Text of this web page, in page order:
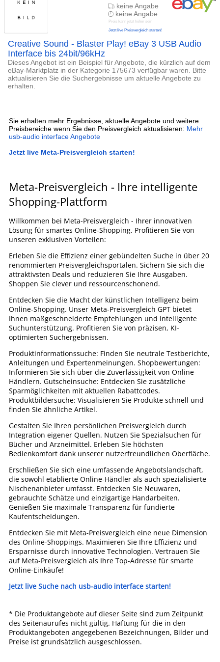
keine Angabe
keine Angabe
Preis kann jetzt höher sein
Jetzt live Preisvergleich starten!
Creative Sound - Blaster Play! eBay 3 USB Audio
Interface bis 24bit/96kHz
Dieses Angebot ist ein Beispiel für Angebote, die kürzlich auf dem
eBay-Marktplatz in der Kategorie 175673 verfügbar waren. Bitte
aktualisieren Sie die Suchergebnisse um aktuelle Angebote zu
erhalten.
Sie erhalten mehr Ergebnisse, aktuelle Angebote und weitere
Preisbereiche wenn Sie den Preisvergleich aktualisieren: Mehr
usb-audio interface Angebote
Jetzt live Meta-Preisvergleich starten!
Meta-Preisvergleich - Ihre intelligente
Shopping-Plattform
Willkommen bei Meta-Preisvergleich - Ihrer innovativen
Lösung für smartes Online-Shopping. Profitieren Sie von
unseren exklusiven Vorteilen:
Erleben Sie die Effizienz einer gebündelten Suche in über 20
renommierten Preisvergleichsportalen. Sichern Sie sich die
attraktivsten Deals und reduzieren Sie Ihre Ausgaben.
Shoppen Sie clever und ressourcenschonend.
Entdecken Sie die Macht der künstlichen Intelligenz beim
Online-Shopping. Unser Meta-Preisvergleich GPT bietet
Ihnen maßgeschneiderte Empfehlungen und intelligente
Suchunterstützung. Profitieren Sie von präzisen, KI-
optimierten Suchergebnissen.
Produktinformationssuche: Finden Sie neutrale Testberichte,
Anleitungen und Expertenmeinungen. Shopbewertungen:
Informieren Sie sich über die Zuverlässigkeit von Online-
Händlern. Gutscheinsuche: Entdecken Sie zusätzliche
Sparmöglichkeiten mit aktuellen Rabattcodes.
Produktbildersuche: Visualisieren Sie Produkte schnell und
finden Sie ähnliche Artikel.
Gestalten Sie Ihren persönlichen Preisvergleich durch
Integration eigener Quellen. Nutzen Sie Spezialsuchen für
Bücher und Arzneimittel. Erleben Sie höchsten
Bedienkomfort dank unserer nutzerfreundlichen Oberfläche.
Erschließen Sie sich eine umfassende Angebotslandschaft,
die sowohl etablierte Online-Händler als auch spezialisierte
Nischenanbieter umfasst. Entdecken Sie Neuwaren,
gebrauchte Schätze und einzigartige Handarbeiten.
Genießen Sie maximale Transparenz für fundierte
Kaufentscheidungen.
Entdecken Sie mit Meta-Preisvergleich eine neue Dimension
des Online-Shoppings. Maximieren Sie Ihre Effizienz und
Ersparnisse durch innovative Technologien. Vertrauen Sie
auf Meta-Preisvergleich als Ihre Top-Adresse für smarte
Online-Einkäufe!
Jetzt live Suche nach usb-audio interface starten!
* Die Produktangebote auf dieser Seite sind zum Zeitpunkt
des Seitenaurufes nicht gültig. Haftung für die in den
Produktangeboten angegebenen Bezeichnungen, Bilder und
Preise ist grundsätzlich ausgeschlossen.